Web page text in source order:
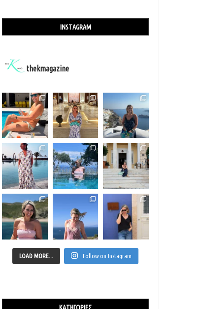
INSTAGRAM
thekmagazine
LOAD MORE... Follow on Instagram
ΚΑΤΗΓΟΡΊΕΣ